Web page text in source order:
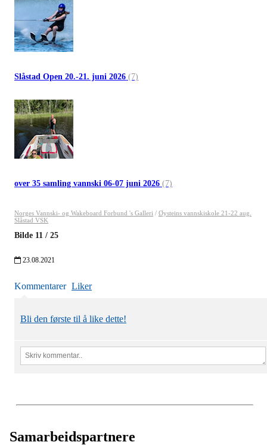
Slåstad Open 20.-21. juni 2026 (7)
over 35 samling vannski 06-07 juni 2026 (7)
Norges Vannski- og Wakeboard Forbund 's Galleri / Øysteins vannskiskole 21-22 aug.
Slåstad VSK
Bilde 11 / 25
23.08.2021
Kommentarer Liker
Bli den første til å like dette!
Samarbeidspartnere